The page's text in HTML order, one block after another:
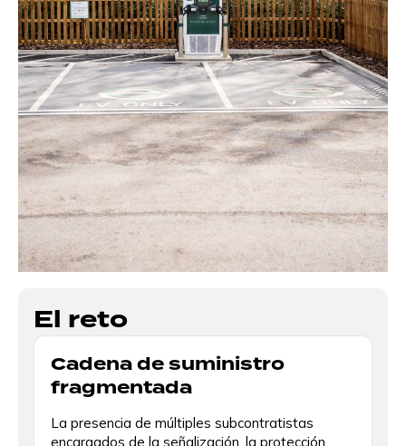
El reto
Cadena de suministro
fragmentada
La presencia de múltiples subcontratistas
encargados de la señalización, la protección